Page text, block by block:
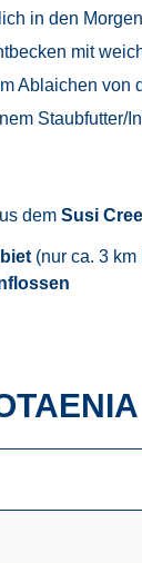
in den
mit
Ablaichen von
dem Susi
(nur ca. 3 km